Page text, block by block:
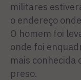
militares
o endereço
O homem foi
onde foi
mais conhecida
preso.